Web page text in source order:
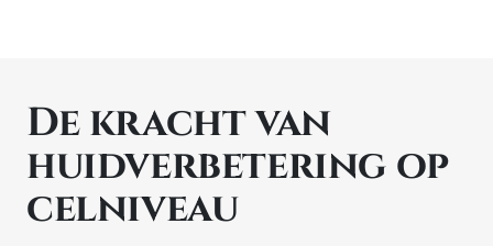
De kracht van
huidverbetering op
celniveau